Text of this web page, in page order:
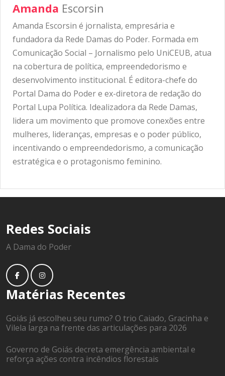
Amanda Escorsin
Amanda Escorsin é jornalista, empresária e
fundadora da Rede Damas do Poder. Formada em
Comunicação Social – Jornalismo pelo UniCEUB, atua
na cobertura de política, empreendedorismo e
desenvolvimento institucional. É editora-chefe do
Portal Dama do Poder e ex-diretora de redação do
Portal Lupa Política. Idealizadora da Rede Damas,
lidera um movimento que promove conexões entre
mulheres, lideranças, empresas e o poder público,
incentivando o empreendedorismo, a comunicação
estratégica e o protagonismo feminino.
Redes Sociais
A Dama do Poder
Matérias Recentes
Goiás já escolheu seu rumo? O trio Caiado, Gracinha e
Vilela larga na frente das articulações para 2026
Governo de Goiás decreta emergência ambiental e
reforça ações contra incêndios florestais